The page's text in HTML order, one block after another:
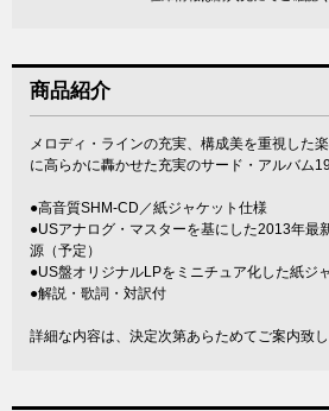
商品紹介
メロディ・ラインの充実、構成美を重視した
に高らかに轟かせた充実のサード・アルバム
●高音質SHM-CD／紙ジャケット仕様
●USアナログ・マスターを基にした2013年最
源（予定）
●US盤オリジナルLPをミニチュア化した紙ジ
●解説・歌詞・対訳付
詳細な内容は、決定次第あらためてご案内致し